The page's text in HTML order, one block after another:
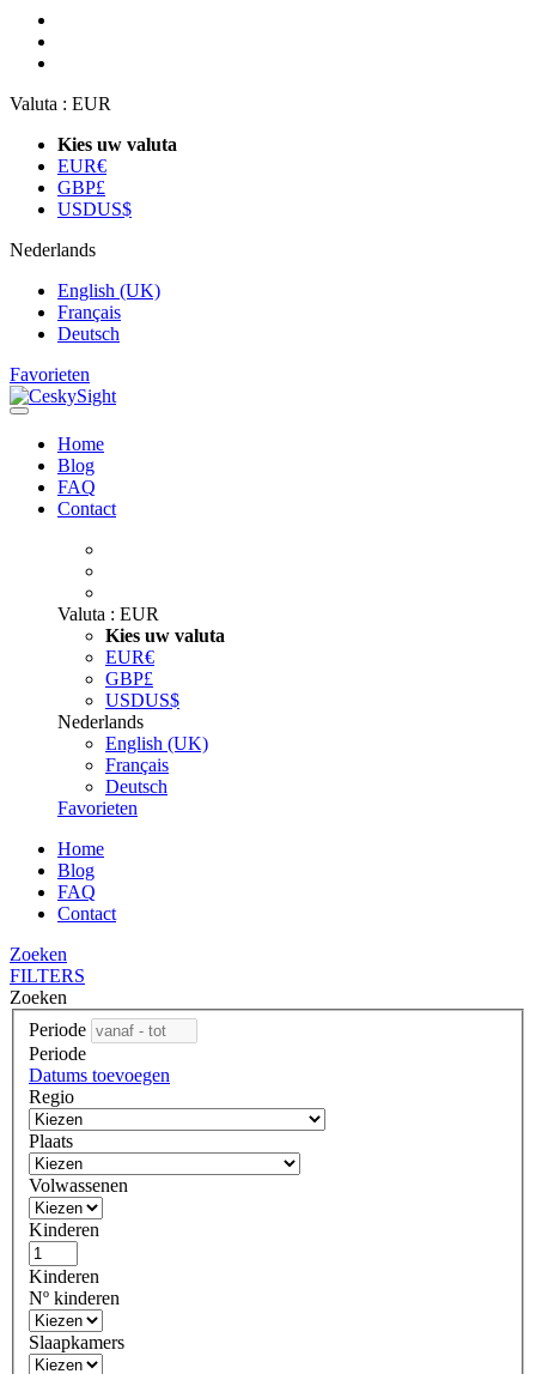
Valuta : EUR
Kies uw valuta
EUR€
GBP£
USDUS$
Nederlands
English (UK)
Français
Deutsch
Favorieten
Home
Blog
FAQ
Contact
Valuta : EUR
Kies uw valuta
EUR€
GBP£
USDUS$
Nederlands
English (UK)
Français
Deutsch
Favorieten
Home
Blog
FAQ
Contact
Zoeken
FILTERS
Zoeken
Periode
Periode
Datums toevoegen
Regio
Plaats
Volwassenen
Kinderen
Kinderen
Nº kinderen
Slaapkamers